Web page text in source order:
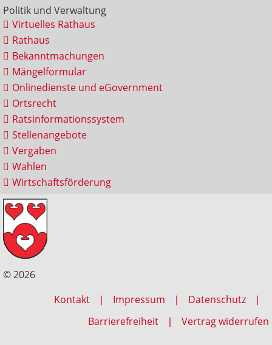
Politik und Verwaltung
Virtuelles Rathaus
Rathaus
Bekanntmachungen
Mängelformular
Onlinedienste und eGovernment
Ortsrecht
Ratsinformationssystem
Stellenangebote
Vergaben
Wahlen
Wirtschaftsförderung
© 2026
Kontakt
Impressum
Datenschutz
Barrierefreiheit
Vertrag widerrufen